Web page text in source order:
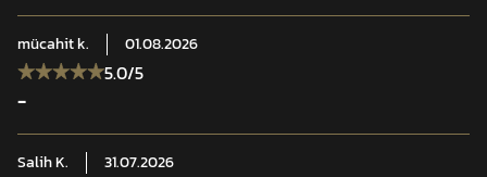
mücahitk. 01.08.2026
5.0/5
-
SalihK. 31.07.2026